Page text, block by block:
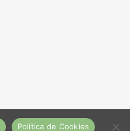
Política de Cookies